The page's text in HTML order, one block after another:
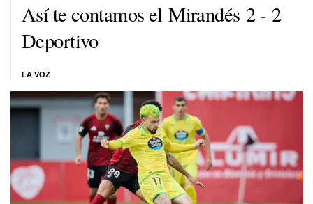
Así te contamos el Mirandés 2 - 2
Deportivo
LA VOZ